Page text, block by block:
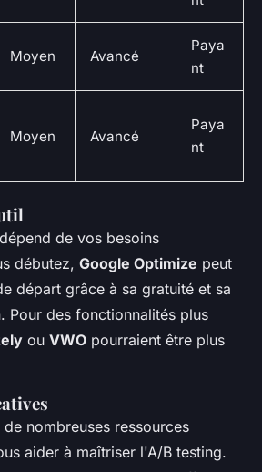
Moyen Avancé
Paya
nt
Moyen Avancé
Paya
nt
de vos besoins
débutez, Google Optimize peut
départ grâce à sa gratuité et sa
Pour des fonctionnalités plus
ou VWO pourraient être plus
nombreuses ressources
aider à maîtriser l'A/B testing.